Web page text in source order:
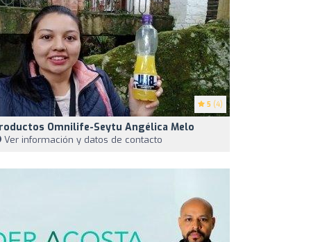
5 (4)
Omnilife-Seytu Angélica Melo
Ver información y datos de contacto